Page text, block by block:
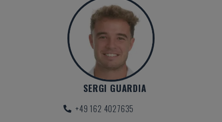
SERGI GUARDIA
+49 162 4027635